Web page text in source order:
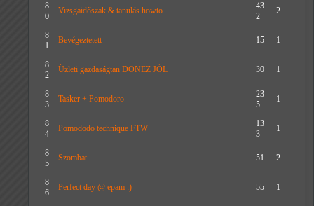
8
0
Vizsgaidőszak & tanulás howto
43
2
2
8
1
Bevégeztetett 15 1
8
2
Üzleti gazdaságtan DONEZ JÓL 30 1
8
3
Tasker + Pomodoro
23
5
1
8
4
Pomododo technique FTW
13
3
1
8
5
Szombat... 51 2
8
6
Perfect day @ epam :) 55 1